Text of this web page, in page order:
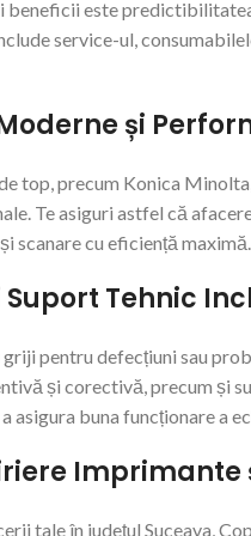
beneficii este
service-ul,
și
top, precum Konica
Te asiguri astfel că
scanare cu eficiență maximă.
Tehnic
pentru defecțiuni sau
și corectivă, precum și
asigura buna funcționare a
tale în județul Suceava,